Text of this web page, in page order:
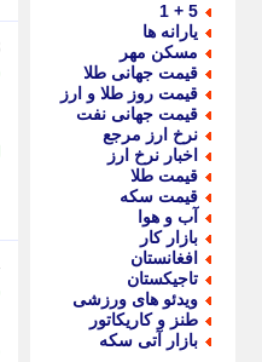
5 + 1
یارانه ها
مسکن مهر
قیمت جهانی طلا
قیمت روز طلا و ارز
قیمت جهانی نفت
نرخ ارز مرجع
اخبار نرخ ارز
قیمت طلا
قیمت سکه
آب و هوا
بازار کار
افغانستان
تاجیکستان
ویدئو های ورزشی
طنز و کاریکاتور
بازار آتی سکه